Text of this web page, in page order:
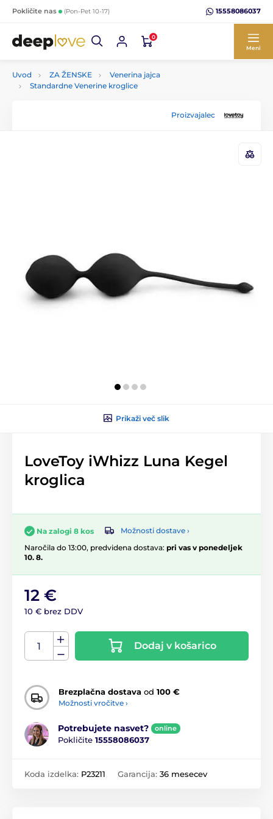
Pokličite nas (Pon-Pet 10-17) 15558086037
0
Meni
Uvod ZA ŽENSKE
Venerina jajca
Standardne Venerine kroglice
Proizvajalec
Prikaži več slik
LoveToy iWhizz Luna Kegel
kroglica
Na zalogi 8 kos
Možnosti dostave ›
Naročila do 13:00, predvidena dostava: pri vas v ponedeljek
10. 8.
12 €
10 € brez DDV
Dodaj v košarico
Brezplačna dostava od 100 €
Možnosti vročitve ›
Potrebujete nasvet? online
Pokličite 15558086037
Koda izdelka: P23211 Garancija: 36 mesecev